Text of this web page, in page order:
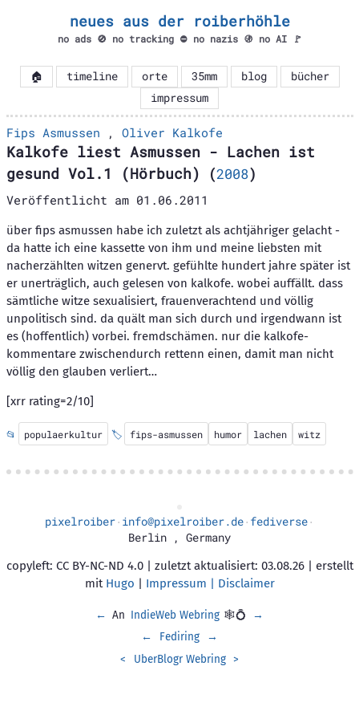
neues aus der roiberhöhle
no ads 🚫 no tracking ⛔ no nazis 🚯 no AI 🚩
🏠 timeline orte 35mm blog
bücher
impressum
Fips Asmussen , Oliver Kalkofe
Kalkofe liest Asmussen - Lachen ist
gesund Vol.1 (Hörbuch) (2008)
Veröffentlicht am 01.06.2011
über fips asmussen habe ich zuletzt als achtjähriger gelacht -
da hatte ich eine kassette von ihm und meine liebsten mit
nacherzählten witzen genervt. gefühlte hundert jahre später ist
er unerträglich, auch gelesen von kalkofe. wobei auffällt. dass
sämtliche witze sexualisiert, frauenverachtend und völlig
unpolitisch sind. da quält man sich durch und irgendwann ist
es (hoffentlich) vorbei. fremdschämen. nur die kalkofe-
kommentare zwischendurch rettenn einen, damit man nicht
völlig den glauben verliert…
[xrr rating=2/10]
📂 populaerkultur 🏷️ fips-asmussen humor lachen witz
pixelroiber· info@pixelroiber.de· fediverse·
Berlin , Germany
copyleft: CC BY-NC-ND 4.0 | zuletzt aktualisiert: 03.08.26 | erstellt
mit Hugo | Impressum | Disclaimer
← An IndieWeb Webring 🕸💍
→
←
Fediring
→
<
UberBlogr Webring >